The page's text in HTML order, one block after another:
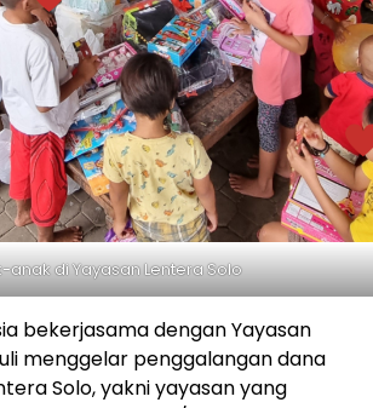
anak di Yayasan Lentera Solo
bekerjasama dengan Yayasan
menggelar penggalangan dana
Solo, yakni yayasan yang